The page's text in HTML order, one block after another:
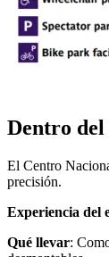
Dentro
El Centro
precisión.
Experiencia del
Qué llevar: